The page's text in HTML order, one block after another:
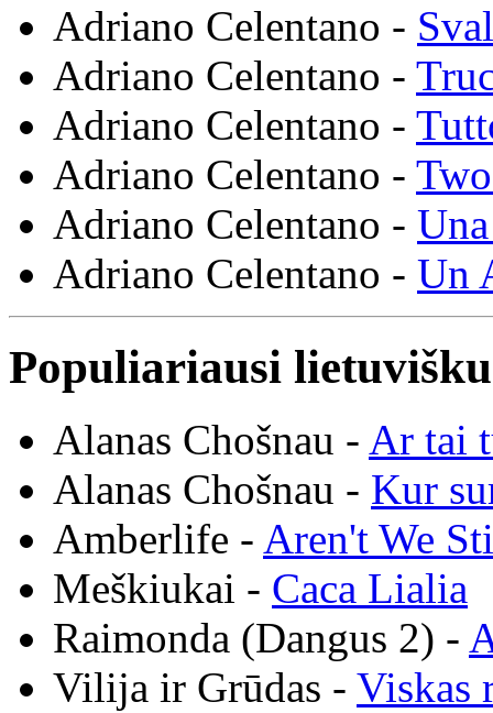
Adriano Celentano -
Adriano Celentano -
Adriano Celentano -
Adriano Celentano -
Adriano Celentano -
Adriano Celentano - Un
Populiariausi
Alanas Chošnau - Ar tai
Alanas Chošnau - Kur
Amberlife - Aren't We
Meškiukai - Caca Lialia
Raimonda (Dangus 2) -
Vilija ir Grūdas - Viskas